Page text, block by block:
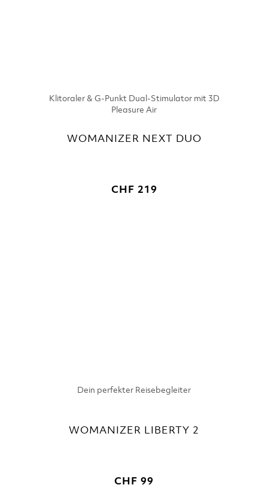
WOMANIZER NEXT DUO
Klitoraler & G-Punkt Dual-Stimulator mit 3D
Pleasure Air
CHF 219
WOMANIZER LIBERTY 2
Dein perfekter Reisebegleiter
CHF 99